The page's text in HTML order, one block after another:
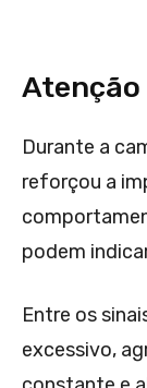
Atenção
Durante a
reforçou a
podem
Entre os
excessivo,